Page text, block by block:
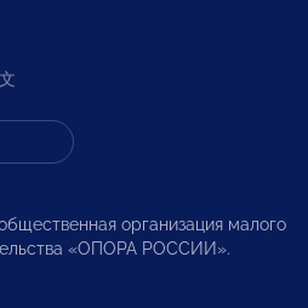
организация малого
«ОПОРА РОССИИ».